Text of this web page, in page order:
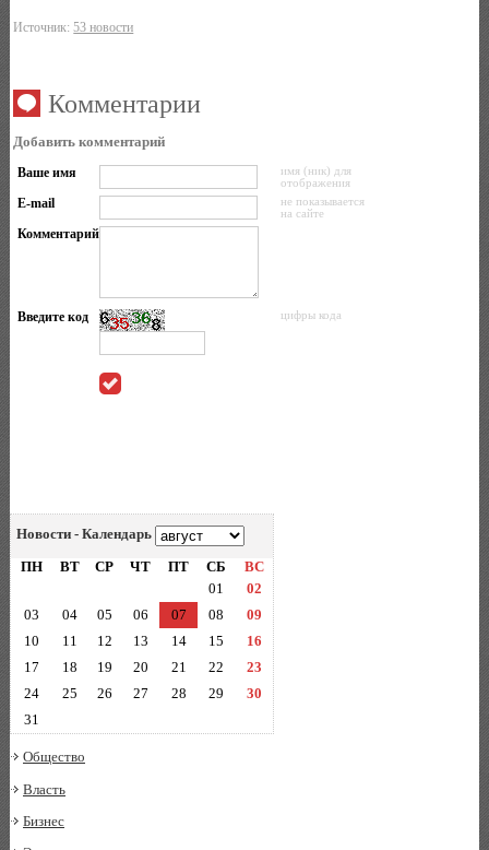
Источник:53 новости
Комментарии
Добавить комментарий
Ваше имя
имя (ник) для
отображения
E-mail
не показывается
на сайте
Комментарий
Введите код цифры кода
Новости - Календарь
ПН
ВТ СР ЧТ ПТ СБ
ВС
01
02
03
04 05 06 07 08
09
10
11 12 13 14 15
16
17
18 19 20 21 22
23
24
25 26 27 28 29
30
31
Общество
Власть
Бизнес